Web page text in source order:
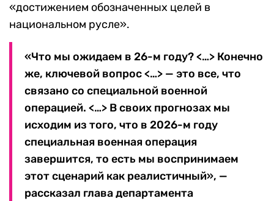
«достижением обозначенных целей в
национальном русле».
«Что мы ожидаем в 26-м году? <…> Конечно
же, ключевой вопрос <…> — это все, что
связано со специальной военной
операцией. <…> В своих прогнозах мы
исходим из того, что в 2026-м году
специальная военная операция
завершится, то есть мы воспринимаем
этот сценарий как реалистичный», —
рассказал глава департамента